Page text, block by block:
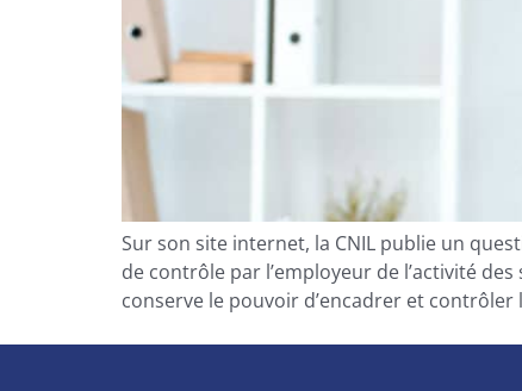
Sur son site internet, la CNIL publie un
de contrôle par l’employeur de l’activité
conserve le pouvoir d’encadrer et contrôler